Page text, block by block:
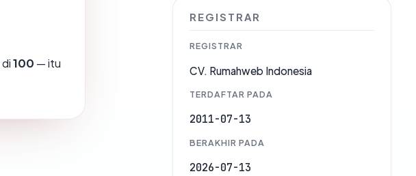
di100 — itu
REGISTRAR
REGISTRAR
CV. Rumahweb Indonesia
TERDAFTAR PADA
2011-07-13
BERAKHIR PADA
2026-07-13